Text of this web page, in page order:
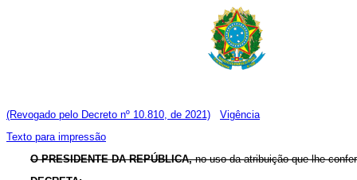
(Revogado pelo Decreto nº 10.810, de 2021)
Vigência
Texto para impressão
O PRESIDENTE DA REPÚBLICA,no uso da atribuição que lhe